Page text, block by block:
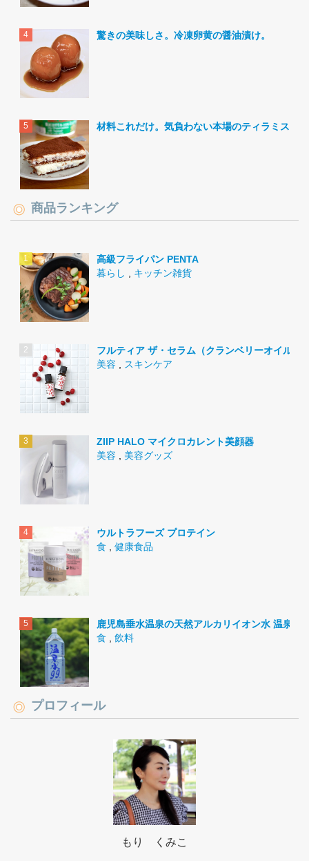
驚きの美味しさ。冷凍卵黄の醤油漬け。
材料これだけ。気負わない本場のティラミス。
商品ランキング
高級フライパン PENTA
暮らし
キッチン雑貨
フルティア ザ・セラム（クランベリーオイル）
美容
スキンケア
ZIIP HALO マイクロカレント美顔器
美容
美容グッズ
ウルトラフーズ プロテイン
食
健康食品
鹿児島垂水温泉の天然アルカリイオン水 温泉水
食
飲料
プロフィール
もり くみこ